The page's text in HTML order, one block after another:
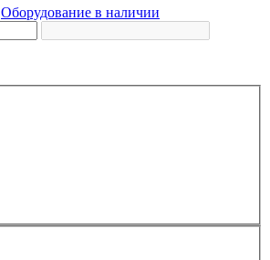
Оборудование в наличии